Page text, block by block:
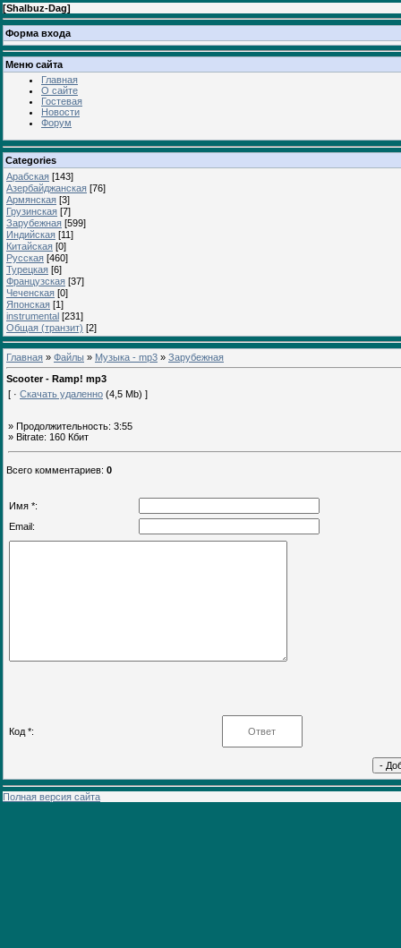
[Shalbuz-Dag]
Форма входа
Меню сайта
Главная
О сайте
Гостевая
Новости
Форум
Categories
Арабская [143]
Азербайджанская [76]
Армянская [3]
Грузинская [7]
Зарубежная [599]
Индийская [11]
Китайская [0]
Русская [460]
Турецкая [6]
Французская [37]
Чеченская [0]
Японская [1]
instrumental [231]
Общая (транзит) [2]
Главная » Файлы » Музыка - mp3 » Зарубежная
Scooter - Ramp! mp3
[ · Скачать удаленно (4,5 Mb) ]
» Продолжительность: 3:55
» Bitrate: 160 Кбит
Всего комментариев: 0
Имя *:
Email:
Код *:
Полная версия сайта